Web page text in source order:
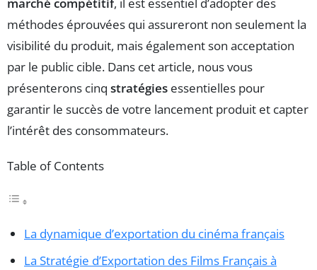
méthodes éprouvées qui assureront non seulement la
visibilité du produit, mais également son acceptation
par le public cible. Dans cet article, nous vous
présenterons cinq stratégies essentielles pour
garantir le succès de votre lancement produit et capter
l’intérêt des consommateurs.
Table of Contents
La dynamique d’exportation du cinéma français
La Stratégie d’Exportation des Films Français à